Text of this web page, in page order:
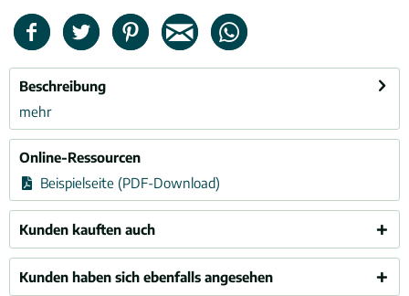
Beschreibung
mehr
Online-Ressourcen
Beispielseite (PDF-Download)
Kunden kauften auch
Kunden haben sich ebenfalls angesehen